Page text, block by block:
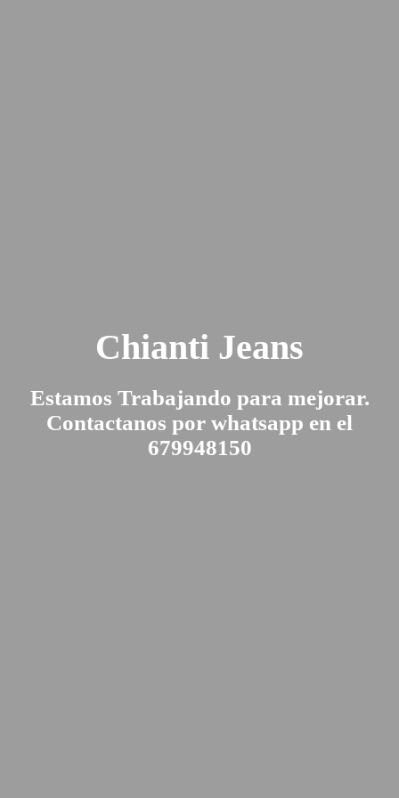
Chianti Jeans
Estamos Trabajando para mejorar.
Contactanos por whatsapp en el
679948150